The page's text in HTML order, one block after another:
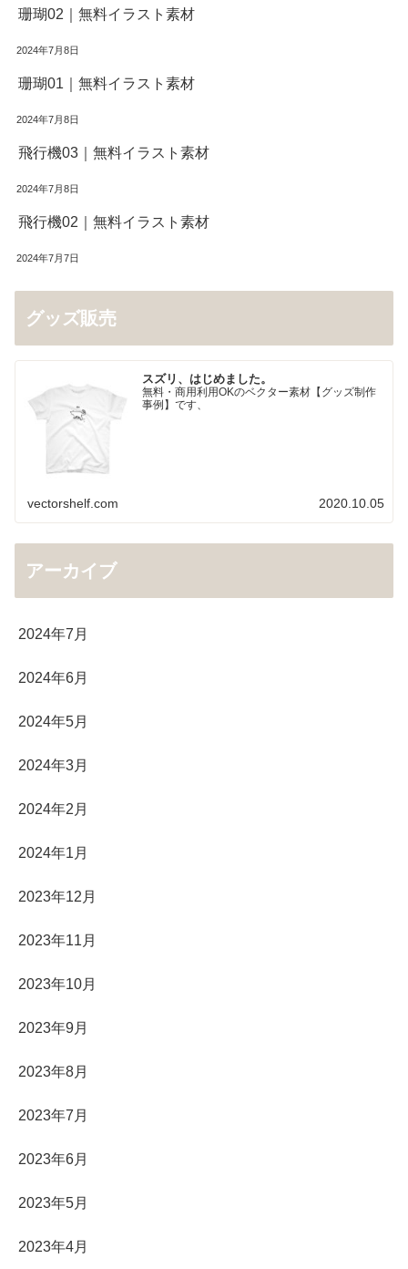
珊瑚02｜無料イラスト素材
2024年7月8日
珊瑚01｜無料イラスト素材
2024年7月8日
飛行機03｜無料イラスト素材
2024年7月8日
飛行機02｜無料イラスト素材
2024年7月7日
グッズ販売
スズリ、はじめました。
無料・商用利用OKのベクター素材【グッズ制作
事例】です、
vectorshelf.com 2020.10.05
アーカイブ
2024年7月
2024年6月
2024年5月
2024年3月
2024年2月
2024年1月
2023年12月
2023年11月
2023年10月
2023年9月
2023年8月
2023年7月
2023年6月
2023年5月
2023年4月